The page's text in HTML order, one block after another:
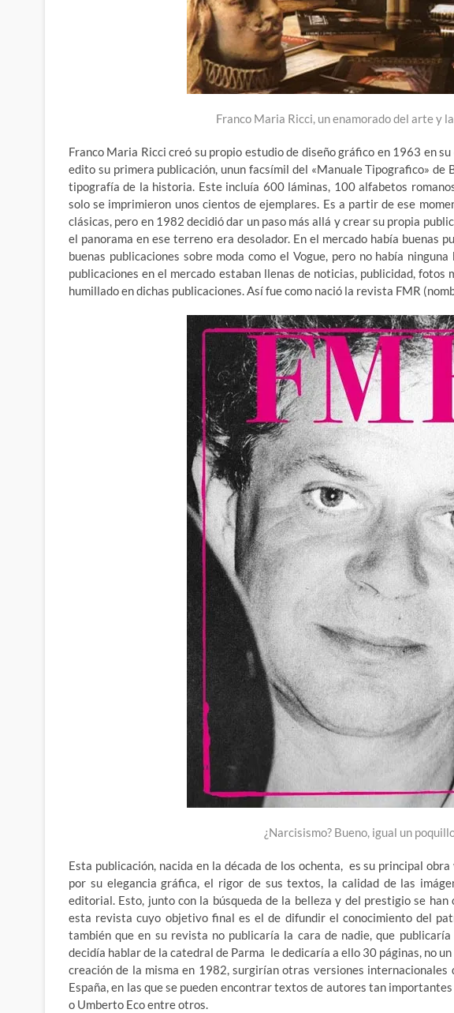
Franco Maria Ricci, un enamorado del arte y
Franco Maria Ricci creó su propio estudio de diseño gráfico en 1963 en
edito su primera publicación, unun facsímil del «Manuale Tipografico»
tipografía de la historia. Este incluía 600 láminas, 100 alfabetos
solo se imprimieron unos cientos de ejemplares. Es a partir de ese
clásicas, pero en 1982 decidió dar un paso más allá y crear su propia
el panorama en ese terreno era desolador. En el mercado había buenas
buenas publicaciones sobre moda como el Vogue, pero no había
publicaciones en el mercado estaban llenas de noticias, publicidad,
humillado en dichas publicaciones. Así fue como nació la revista FMR
¿Narcisismo? Bueno, igual un
Esta publicación, nacida en la década de los ochenta, es su principal
por su elegancia gráfica, el rigor de sus textos, la calidad de las
editorial. Esto, junto con la búsqueda de la belleza y del prestigio se
esta revista cuyo objetivo final es el de difundir el conocimiento del
también que en su revista no publicaría la cara de nadie, que
decidía hablar de la catedral de Parma le dedicaría a ello 30 páginas, no
creación de la misma en 1982, surgirían otras versiones internacionales
España, en las que se pueden encontrar textos de autores tan
o Umberto Eco entre otros.